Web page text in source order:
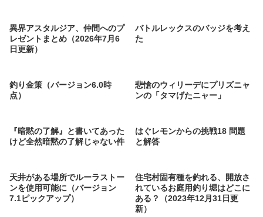
異界アスタルジア、仲間へのプ
レゼントまとめ（2026年7月6
日更新）
バトルレックスのバッジを考え
た
釣り金策（バージョン6.0時
点）
悲愴のウィリーデにプリズニャ
ンの「タマげたニャー」
『暗黙の了解』と書いてあった
けど全然暗黙の了解じゃない件
はぐレモンからの挑戦18 問題
と解答
天井がある場所でルーラストー
ンを使用可能に（バージョン
7.1ピックアップ）
住宅村固有種を釣れる、開放さ
れているお庭用釣り堀はどこに
ある？（2023年12月31日更
新）